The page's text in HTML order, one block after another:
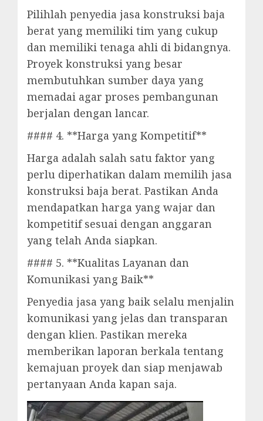
Pilihlah penyedia jasa konstruksi baja
berat yang memiliki tim yang cukup
dan memiliki tenaga ahli di bidangnya.
Proyek konstruksi yang besar
membutuhkan sumber daya yang
memadai agar proses pembangunan
berjalan dengan lancar.
#### 4. **Harga yang Kompetitif**
Harga adalah salah satu faktor yang
perlu diperhatikan dalam memilih jasa
konstruksi baja berat. Pastikan Anda
mendapatkan harga yang wajar dan
kompetitif sesuai dengan anggaran
yang telah Anda siapkan.
#### 5. **Kualitas Layanan dan
Komunikasi yang Baik**
Penyedia jasa yang baik selalu menjalin
komunikasi yang jelas dan transparan
dengan klien. Pastikan mereka
memberikan laporan berkala tentang
kemajuan proyek dan siap menjawab
pertanyaan Anda kapan saja.